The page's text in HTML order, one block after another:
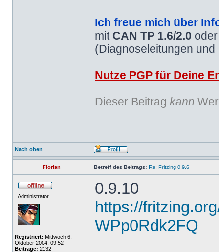
Ich freue mich über
mit CAN TP 1.6/2.0
(Diagnoseleitungen
Nutze PGP für Deine
Dieser Beitrag kann
Nach oben
Florian Betreff des Beitrags: Re: Fritzing 0.9.6
Administrator
Registriert: Mittwoch 6.
Oktober 2004, 09:52
Beiträge: 2132
0.9.10
https://
WPp0Rdk2FQ